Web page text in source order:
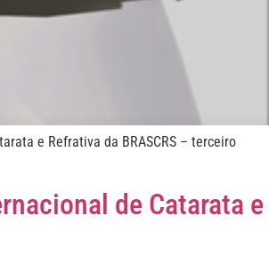
e Refrativa da BRASCRS – terceiro
de Catarata e